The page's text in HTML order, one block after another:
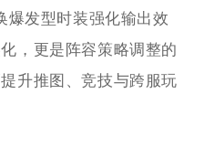
爆发型时装强化输出效
，更是阵容策略调整的
升推图、竞技与跨服玩